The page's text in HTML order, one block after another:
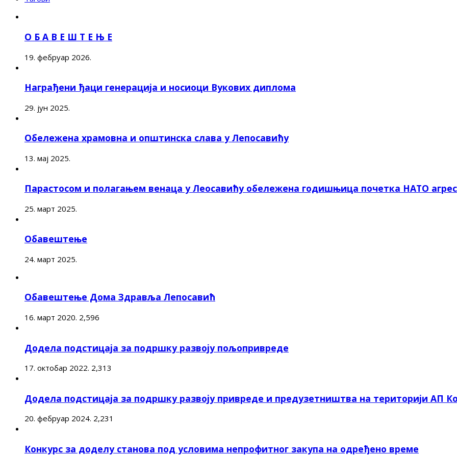
О Б А В Е Ш Т Е Њ Е
19. фебруар 2026.
Награђени ђаци генерација и носиоци Вукових диплома
29. јун 2025.
Обележена храмовна и општинска слава у Лепосавићу
13. мај 2025.
Парастосом и полагањем венаца у Леосавићу обележена годишњица почетка НАТО
25. март 2025.
Обавештење
24. март 2025.
Обавештење Дома Здравља Лепосавић
16. март 2020. 2,596
Додела подстицаја за подршку развоју пољопривреде
17. октобар 2022. 2,313
Додела подстицаја за подршку развоју привреде и предузетништва на територији АП
20. фебруар 2024. 2,231
Конкурс за доделу станова под условима непрофитног закупа на одређено време